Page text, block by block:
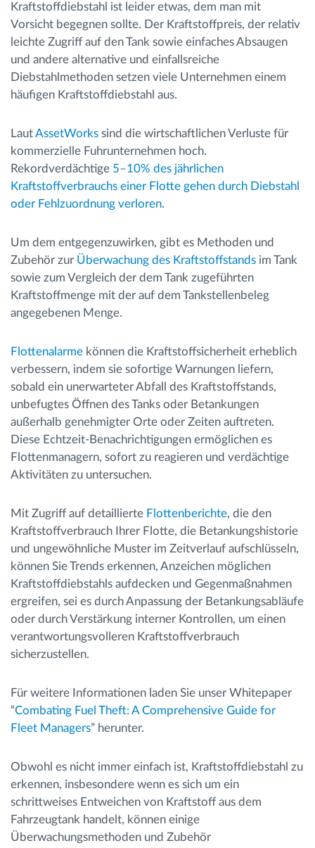
Kraftstoffdiebstahl ist leider etwas, dem man mit
Vorsicht begegnen sollte. Der Kraftstoffpreis, der relativ
leichte Zugriff auf den Tank sowie einfaches Absaugen
und andere alternative und einfallsreiche
Diebstahlmethoden setzen viele Unternehmen einem
häufigen Kraftstoffdiebstahl aus.
LautAssetWorks sind die wirtschaftlichen Verluste für
kommerzielle Fuhrunternehmen hoch.
Rekordverdächtige 5–10% des jährlichen
Kraftstoffverbrauchs einer Flotte gehen durch Diebstahl
oder Fehlzuordnung verloren.
Um dem entgegenzuwirken, gibt es Methoden und
Zubehör zur Überwachung des Kraftstoffstands im Tank
sowie zum Vergleich der dem Tank zugeführten
Kraftstoffmenge mit der auf dem Tankstellenbeleg
angegebenen Menge.
Flottenalarme können die Kraftstoffsicherheit erheblich
verbessern, indem sie sofortige Warnungen liefern,
sobald ein unerwarteter Abfall des Kraftstoffstands,
unbefugtes Öffnen des Tanks oder Betankungen
außerhalb genehmigter Orte oder Zeiten auftreten.
Diese Echtzeit-Benachrichtigungen ermöglichen es
Flottenmanagern, sofort zu reagieren und verdächtige
Aktivitäten zu untersuchen.
Mit Zugriff auf detaillierte Flottenberichte, die den
Kraftstoffverbrauch Ihrer Flotte, die Betankungshistorie
und ungewöhnliche Muster im Zeitverlauf aufschlüsseln,
können Sie Trends erkennen, Anzeichen möglichen
Kraftstoffdiebstahls aufdecken und Gegenmaßnahmen
ergreifen, sei es durch Anpassung der Betankungsabläufe
oder durch Verstärkung interner Kontrollen, um einen
verantwortungsvolleren Kraftstoffverbrauch
sicherzustellen.
Für weitere Informationen laden Sie unser Whitepaper
“Combating Fuel Theft: A Comprehensive Guide for
Fleet Managers” herunter.
Obwohl es nicht immer einfach ist, Kraftstoffdiebstahl zu
erkennen, insbesondere wenn es sich um ein
schrittweises Entweichen von Kraftstoff aus dem
Fahrzeugtank handelt, können einige
Überwachungsmethoden und Zubehör